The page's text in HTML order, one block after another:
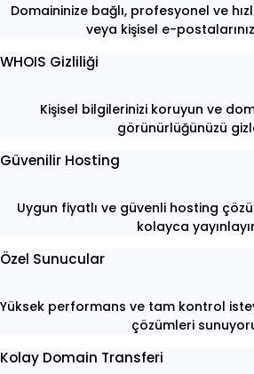
Domaininize bağlı, profesyonel ve
veya kişisel e-
WHOIS Gizliliği
Kişisel bilgilerinizi koruyun ve
görünürlüğünüzü
Güvenilir Hosting
Uygun fiyatlı ve güvenli hosting
kolayca
Özel Sunucular
Yüksek performans ve tam kontrol
çözümleri
Kolay Domain Transferi